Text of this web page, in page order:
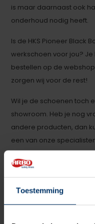
Toestemming
is maar daarnaast ook
onderhoud nodig heeft.
Is de HKS Pioneer Black
werkschoen voor jou?
bestellen op de
zorgen wij voor de rest!
Wil je de schoenen toch
showroom. Heb je nog
andere producten, dan
een van onze
Categorie:
Specificaties